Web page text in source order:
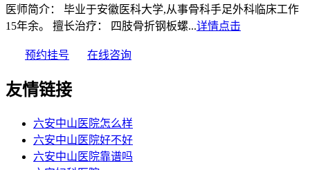
医师简介： 毕业于安徽医科大学,从事骨科手足外科临床工作
15年余。 擅长治疗： 四肢骨折钢板螺...详情点击
预约挂号 在线咨询
友情链接
六安中山医院怎么样
六安中山医院好不好
六安中山医院靠谱吗